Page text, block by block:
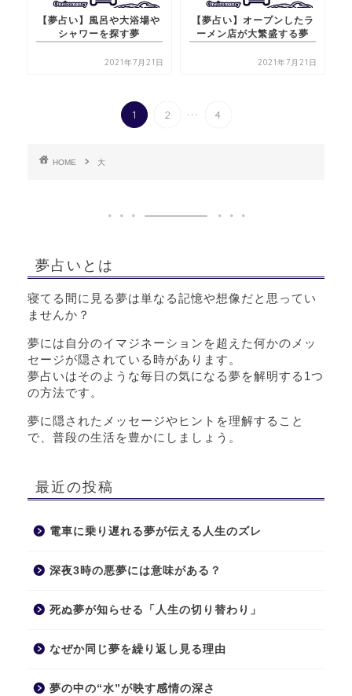
【夢占い】風呂や大浴場や
シャワーを探す夢
2021年7月21日
【夢占い】オープンしたラ
ーメン店が大繁盛する夢
2021年7月21日
1 2 ... 4
HOME 大
夢占いとは
寝てる間に見る夢は単なる記憶や想像だと思ってい
ませんか？
夢には自分のイマジネーションを超えた何かのメッ
セージが隠されている時があります。
夢占いはそのような毎日の気になる夢を解明する1つ
の方法です。
夢に隠されたメッセージやヒントを理解すること
で、普段の生活を豊かにしましょう。
最近の投稿
電車に乗り遅れる夢が伝える人生のズレ
深夜3時の悪夢には意味がある？
死ぬ夢が知らせる「人生の切り替わり」
なぜか同じ夢を繰り返し見る理由
夢の中の“水”が映す感情の深さ